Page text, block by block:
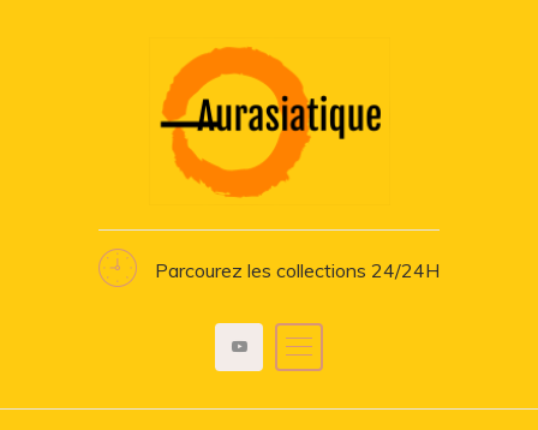
Parcourez les collections 24/24H